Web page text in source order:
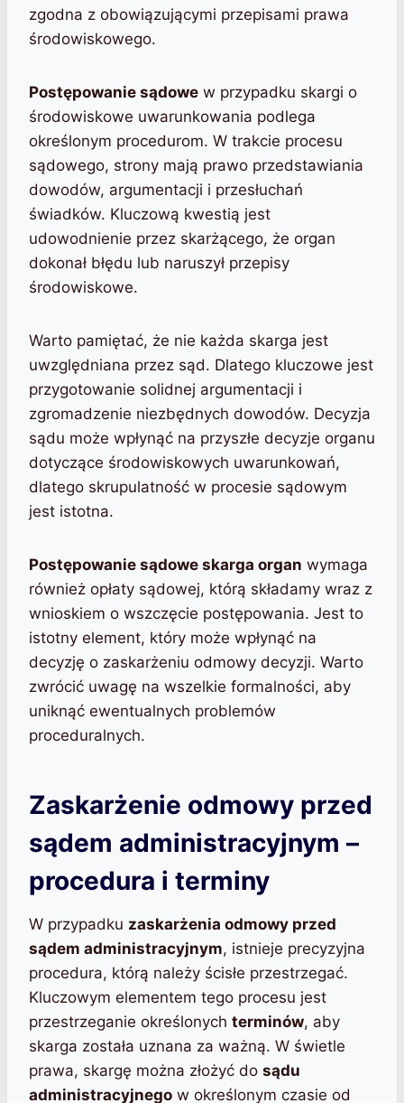
zgodna z obowiązującymi przepisami prawa
środowiskowego.
Postępowanie sądowe w przypadku skargi o
środowiskowe uwarunkowania podlega
określonym procedurom. W trakcie procesu
sądowego, strony mają prawo przedstawiania
dowodów, argumentacji i przesłuchań
świadków. Kluczową kwestią jest
udowodnienie przez skarżącego, że organ
dokonał błędu lub naruszył przepisy
środowiskowe.
Warto pamiętać, że nie każda skarga jest
uwzględniana przez sąd. Dlatego kluczowe jest
przygotowanie solidnej argumentacji i
zgromadzenie niezbędnych dowodów. Decyzja
sądu może wpłynąć na przyszłe decyzje organu
dotyczące środowiskowych uwarunkowań,
dlatego skrupulatność w procesie sądowym
jest istotna.
Postępowanie sądowe skarga organ wymaga
również opłaty sądowej, którą składamy wraz z
wnioskiem o wszczęcie postępowania. Jest to
istotny element, który może wpłynąć na
decyzję o zaskarżeniu odmowy decyzji. Warto
zwrócić uwagę na wszelkie formalności, aby
uniknąć ewentualnych problemów
proceduralnych.
Zaskarżenie odmowy przed
sądem administracyjnym –
procedura i terminy
W przypadku zaskarżenia odmowy przed
sądem administracyjnym, istnieje precyzyjna
procedura, którą należy ścisłe przestrzegać.
Kluczowym elementem tego procesu jest
przestrzeganie określonych terminów, aby
skarga została uznana za ważną. W świetle
prawa, skargę można złożyć do sądu
administracyjnego w określonym czasie od